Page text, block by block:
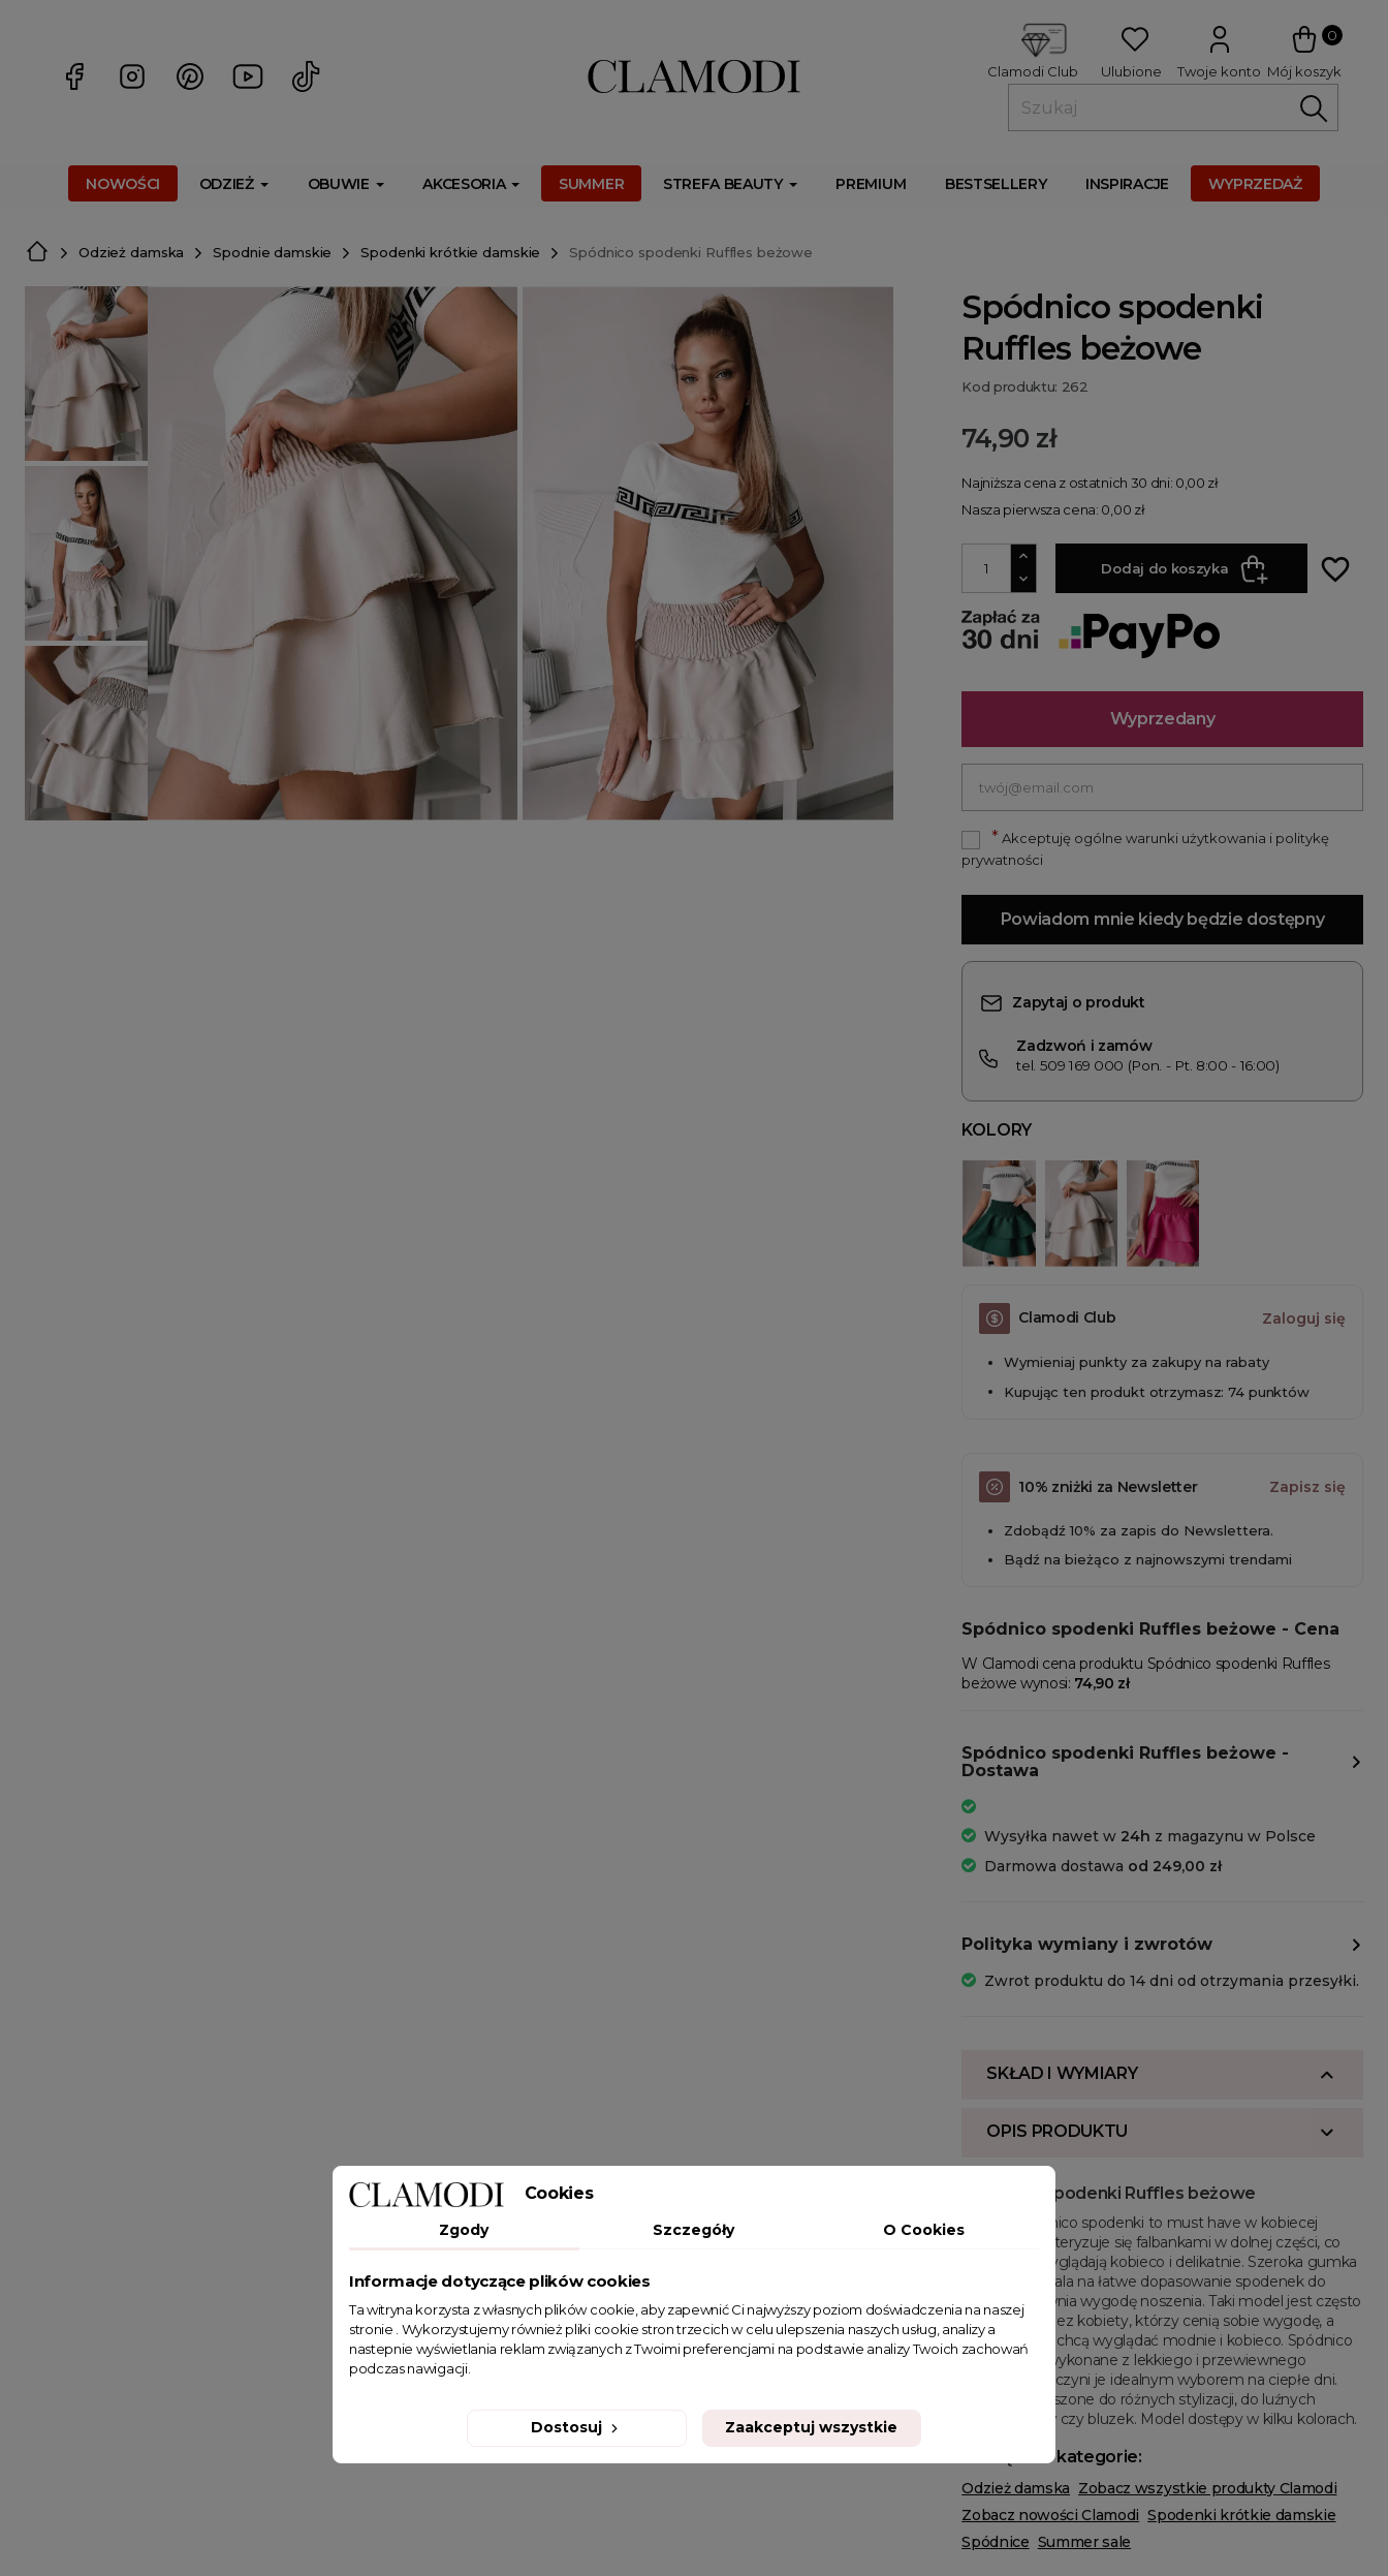
0
Mój koszyk
Twoje konto
Ulubione
Clamodi Club
NOWOŚCI ODZIEŻ OBUWIE AKCESORIA SUMMER STREFA BEAUTY PREMIUM BESTSELLERY INSPIRACJE WYPRZEDAŻ
Odzież damska Spodnie damskie Spodenki krótkie damskie Spódnico spodenki Ruffles beżowe
Spódnico spodenki
Ruffles beżowe
Kod produktu: 262
74,90 zł
Najniższa cena z ostatnich 30 dni: 0,00 zł
Nasza pierwsza cena: 0,00 zł
Dodaj do koszyka favorite_border
Wyprzedany
* Akceptuję ogólne warunki użytkowania i politykę
prywatności
Powiadom mnie kiedy będzie dostępny
Zapytaj o produkt
Zadzwoń i zamów
tel. 509 169 000 (Pon. - Pt. 8:00 - 16:00)
KOLORY
Clamodi Club Zaloguj się
Wymieniaj punkty za zakupy na rabaty
Kupując ten produkt otrzymasz: 74 punktów
10% zniżki za Newsletter Zapisz się
Zdobądź 10% za zapis do Newslettera.
Bądź na bieżąco z najnowszymi trendami
Spódnico spodenki Ruffles beżowe - Cena
W Clamodi cena produktu Spódnico spodenki Ruffles
beżowe wynosi: 74,90 zł
Spódnico spodenki Ruffles beżowe -
Dostawa
Wysyłka nawet w 24h z magazynu w Polsce
Darmowa dostawa od 249,00 zł
Polityka wymiany i zwrotów
Zwrot produktu do 14 dni od otrzymania przesyłki.
SKŁAD I WYMIARY
OPIS PRODUKTU
Spódnico spodenki Ruffles beżowe
Modne spódnico spodenki to must have w kobiecej
szafie! Charakteryzuje się falbankami w dolnej części, co
sprawia, że wyglądają kobieco i delikatnie. Szeroka gumka
w pasie pozwala na łatwe dopasowanie spodenek do
figury i zapewnia wygodę noszenia. Taki model jest często
wybierany przez kobiety, którzy cenią sobie wygodę, a
jednocześnie chcą wyglądać modnie i kobieco. Spódnico
spodenki są wykonane z lekkiego i przewiewnego
materiału, co czyni je idealnym wyborem na ciepłe dni.
Mogą być noszone do różnych stylizacji, do luźnych
koszul, topów czy bluzek. Model dostępy w kilku kolorach.
Powiązane kategorie:
Odzież damska Zobacz wszystkie produkty Clamodi
Zobacz nowości Clamodi Spodenki krótkie damskie
Spódnice Summer sale
Cookies
Zgody Szczegóły O Cookies
Informacje dotyczące plików cookies
Ta witryna korzysta z własnych plików cookie, aby zapewnić Ci najwyższy poziom doświadczenia na naszej
stronie . Wykorzystujemy również pliki cookie stron trzecich w celu ulepszenia naszych usług, analizy a
nastepnie wyświetlania reklam związanych z Twoimi preferencjami na podstawie analizy Twoich zachowań
podczas nawigacji.
Dostosuj Zaakceptuj wszystkie